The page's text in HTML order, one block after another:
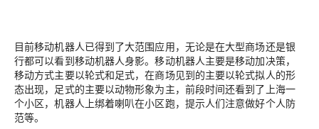
目前移动机器人已得到了大范围应用，无论是在大型商场还是银
行都可以看到移动机器人身影。移动机器人主要是移动加决策，
移动方式主要以轮式和足式，在商场见到的主要以轮式拟人的形
态出现，足式的主要以动物形象为主，前段时间还看到了上海一
个小区，机器人上绑着喇叭在小区跑，提示人们注意做好个人防
范等。